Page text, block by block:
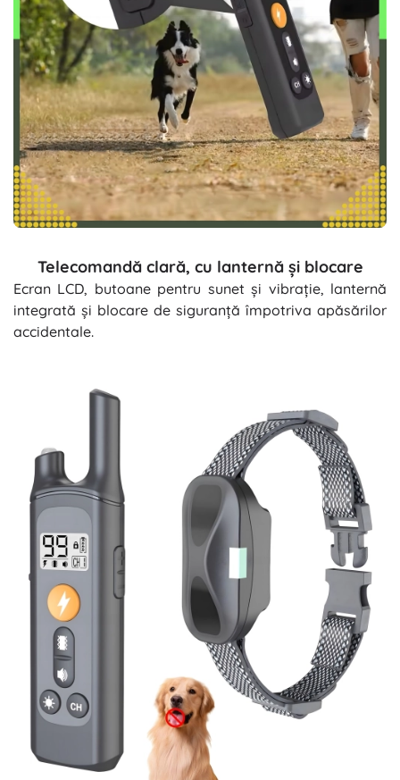
Telecomandă clară, cu lanternă și blocare
Ecran LCD, butoane pentru sunet și vibrație, lanternă
integrată și blocare de siguranță împotriva apăsărilor
accidentale.